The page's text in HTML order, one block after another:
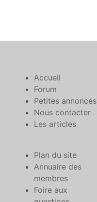
Accueil
Forum
Petites annonces
Nous contacter
Les articles
Plan du site
Annuaire des
membres
Foire aux